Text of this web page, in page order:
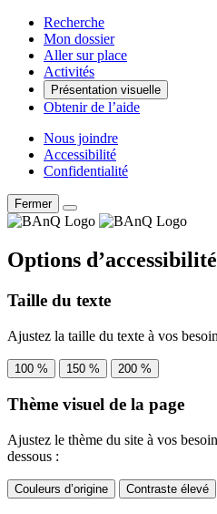
Recherche
Mon dossier
Aller sur place
Activités
Présentation visuelle
Obtenir de l’aide
Nous joindre
Accessibilité
Confidentialité
Fermer
Options d’accessibilité
Taille du texte
Ajustez la taille du texte à vos
100 % 150 % 200 %
Thème visuel de la page
Ajustez le thème du site à vos
dessous :
Couleurs d’origine Contraste élevé